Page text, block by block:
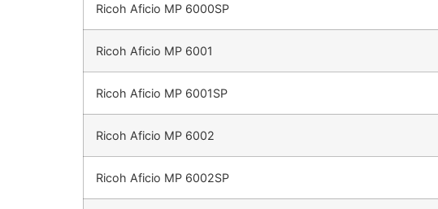
Ricoh Aficio MP 6000SP
Ricoh Aficio MP 6001
Ricoh Aficio MP 6001SP
Ricoh Aficio MP 6002
Ricoh Aficio MP 6002SP